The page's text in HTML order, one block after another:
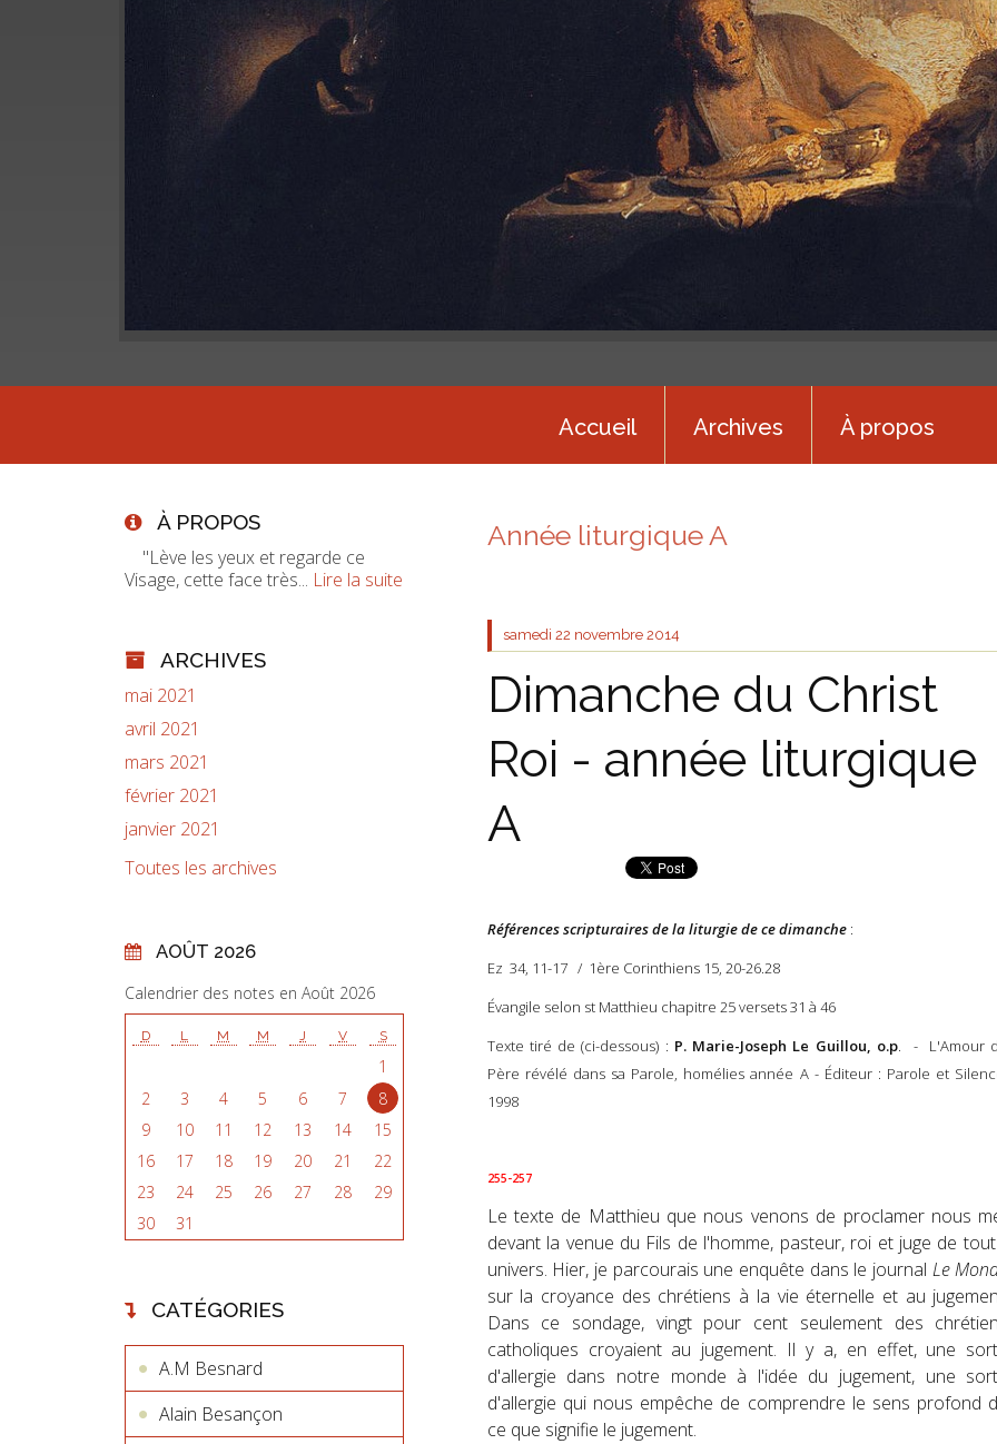
Accueil Archives À propos
À PROPOS
"Lève les yeux et regarde ce
Visage, cette face très... Lire la suite
ARCHIVES
mai 2021
avril 2021
mars 2021
février 2021
janvier 2021
Toutes les archives
AOÛT 2026
Calendrier des notes en Août 2026
D L M M J V S
1
2
3 4 5 6 7
8
9
10 11 12 13 14
15
16
17 18 19 20 21
22
23
24 25 26 27 28
29
30
31
CATÉGORIES
A.M Besnard
Alain Besançon
Année liturgique A
samedi 22 novembre 2014
Dimanche du Christ
Roi - année liturgique
A
Références scripturaires de la liturgie de ce dimanche:
Ez 34, 11-17 / 1ère Corinthiens 15, 20-26.28
Évangile selon st Matthieu chapitre 25 versets 31 à 46
Texte tiré de (ci-dessous) : P. Marie-Joseph Le Guillou, o.p. - L'Amour
Père révélé dans sa Parole, homélies année A - Éditeur : Parole et
1998
255-257
Le texte de Matthieu que nous venons de proclamer nous
devant la venue du Fils de l'homme, pasteur, roi et juge de
univers. Hier, je parcourais une enquête dans le journal Le
sur la croyance des chrétiens à la vie éternelle et au
Dans ce sondage, vingt pour cent seulement des
catholiques croyaient au jugement. Il y a, en effet, une
d'allergie dans notre monde à l'idée du jugement, une
d'allergie qui nous empêche de comprendre le sens profond
ce que signifie le jugement.